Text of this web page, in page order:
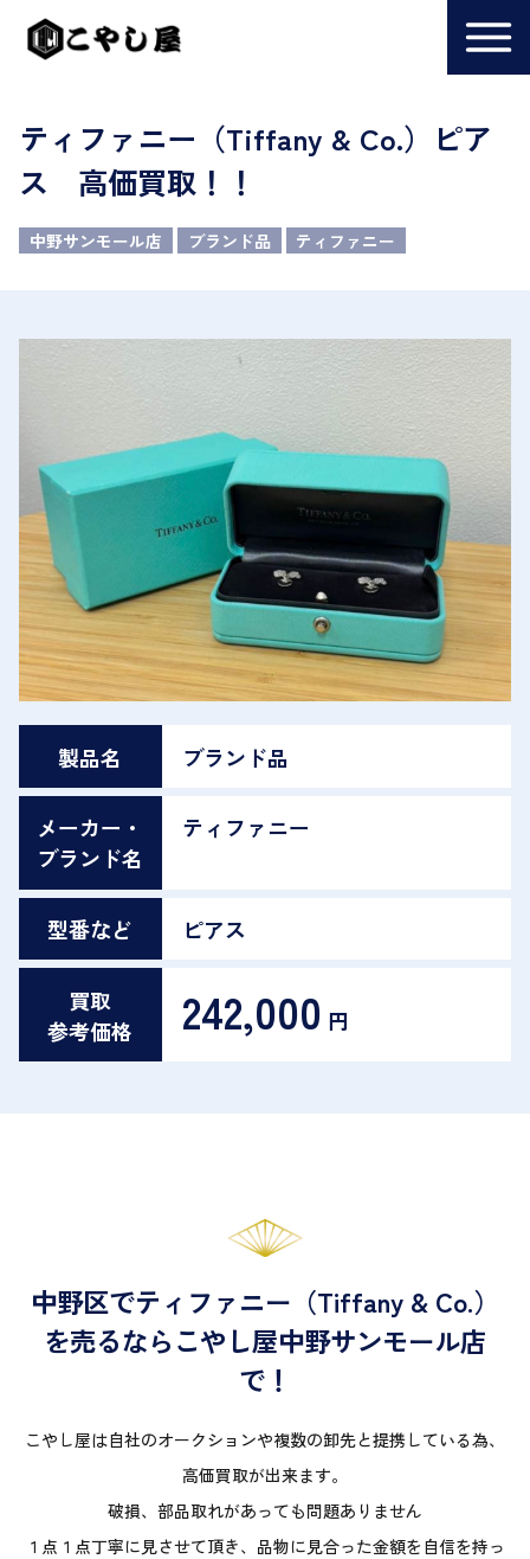
ティファニー（Tiffany & Co.）ピア
ス 高価買取！！
中野サンモール店 ブランド品 ティファニー
製品名 ブランド品
メーカー・
ブランド名
ティファニー
型番など ピアス
買取
参考価格
242,000 円
中野区でティファニー（Tiffany & Co.）
を売るならこやし屋中野サンモール店
で！
こやし屋は自社のオークションや複数の卸先と提携している為、
高価買取が出来ます。
破損、部品取れがあっても問題ありません
１点１点丁寧に見させて頂き、品物に見合った金額を自信を持っ